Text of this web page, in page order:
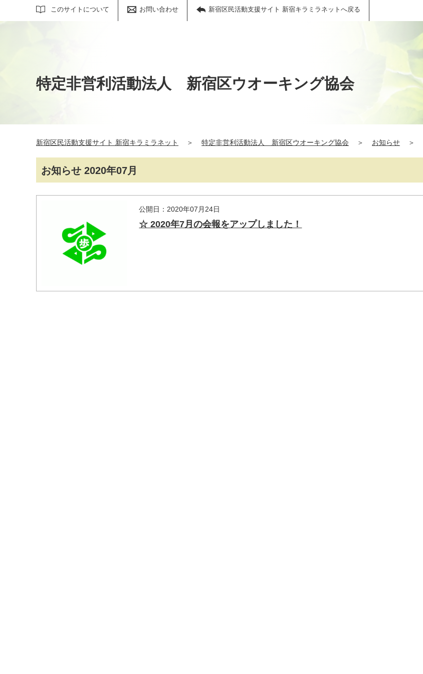
このサイトについて お問い合わせ 新宿区民活動支援サイト 新宿キラミラネットへ戻る
サイト内検索
特定非営利活動法人 新宿区ウオーキング協会
新宿区民活動支援サイト 新宿キラミラネット ＞ 特定非営利活動法人 新宿区ウオーキング協会 ＞ お知らせ ＞
お知らせ 2020年07月
公開日：2020年07月24日
☆ 2020年7月の会報をアップしました！